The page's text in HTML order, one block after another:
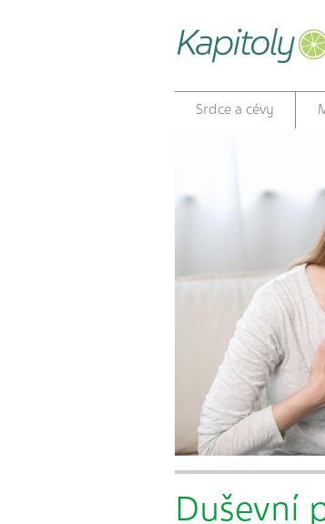
Srdce a cévy
Duševní